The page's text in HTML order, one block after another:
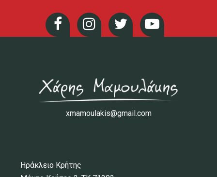
xmamoulakis@gmail.com
Ηράκλειο Κρήτης